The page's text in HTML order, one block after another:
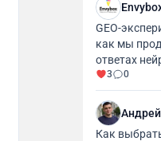
GEO-
как мы
ответах
этого вышло
3 0
Как